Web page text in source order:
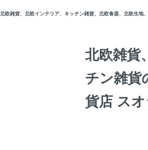
北欧雑貨、北欧インテリア、キッチン雑貨、北欧食器、北欧生
北欧雑貨
チン雑
貨店 ス